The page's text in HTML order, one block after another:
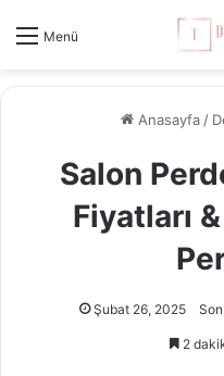
Menü
Anasayfa /
Salon
Fiyatları
Şubat 26, 2025
2